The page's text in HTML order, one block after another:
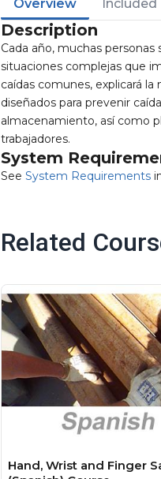
Overview
Description
Cada año, muchas
situaciones complejas que
caídas comunes, explicará
diseñados para prevenir
almacenamiento, así como
trabajadores.
System
See System Requirements
Related
Hand, Wrist and Finger